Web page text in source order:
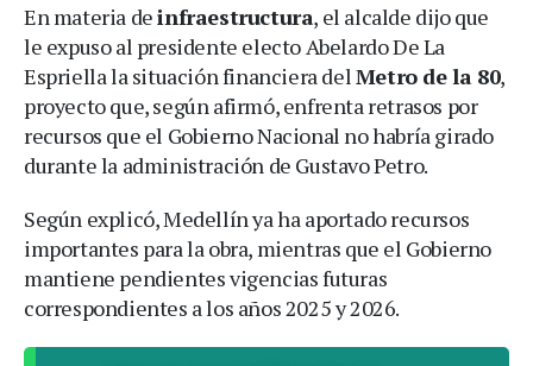
En materia deinfraestructura, el alcalde dijo que
le expuso al presidente electo Abelardo De La
Espriella la situación financiera delMetro de la 80,
proyecto que, según afirmó, enfrenta retrasos por
recursos que el Gobierno Nacional no habría girado
durante la administración de Gustavo Petro.
Según explicó, Medellín ya ha aportado recursos
importantes para la obra, mientras que el Gobierno
mantiene pendientes vigencias futuras
correspondientes a los años 2025 y 2026.